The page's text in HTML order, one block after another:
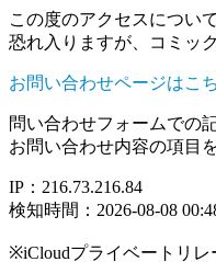
この度のアクセスについ
恐れ入りますが、コミッ
お問い合わせページはこ
問い合わせフォームでの
お問い合わせ内容の項目
IP：216.73.216.84
検知時間：2026-08-08
※iCloudプライベートリレ